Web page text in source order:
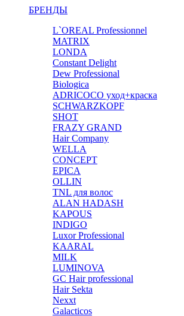
БРЕНДЫ
L`OREAL Professionnel
MATRIX
LONDA
Constant Delight
Dew Professional
Biologica
ADRICOCO уход+краска
SCHWARZKOPF
SHOT
FRAZY GRAND
Hair Company
WELLA
CONCEPT
EPICA
OLLIN
TNL для волос
ALAN HADASH
KAPOUS
INDIGO
Luxor Professional
KAARAL
MILK
LUMINOVA
GC Hair professional
Hair Sekta
Nexxt
Galacticos